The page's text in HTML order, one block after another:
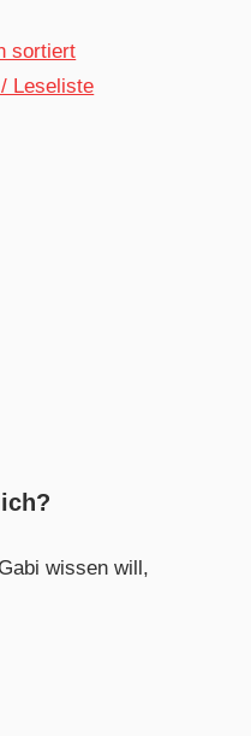
sortiert
Leseliste
wissen will,